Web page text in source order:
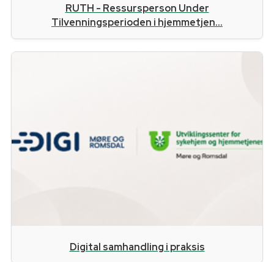
RUTH - Ressursperson Under
Tilvenningsperioden i hjemmetjen...
Digital samhandling i praksis